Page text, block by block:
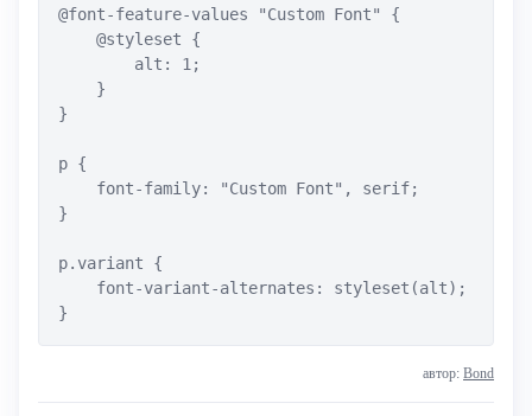
@font-feature-values "Custom Font" {
    @styleset {
        alt: 1;
    }
}
p {
    font-family: "Custom Font", serif;
}
p.variant {
    font-variant-alternates: styleset(alt);
}
автор: Bond